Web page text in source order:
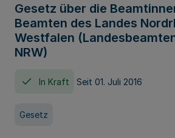
Gesetz über die
Beamten des Landes
Westfalen
NRW)
In Kraft Seit 01. Juli 2016
Gesetz